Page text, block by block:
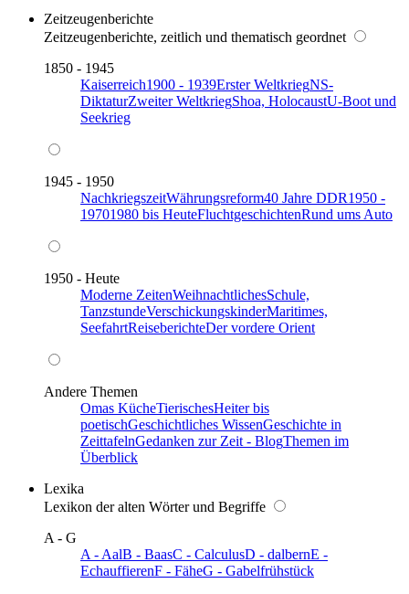
Zeitzeugenberichte
Zeitzeugenberichte, zeitlich und thematisch geordnet
1850 - 1945
Kaiserreich1900 - 1939Erster WeltkriegNS-
DiktaturZweiter WeltkriegShoa, HolocaustU-Boot und
Seekrieg
1945 - 1950
NachkriegszeitWährungsreform40 Jahre DDR1950 -
19701980 bis HeuteFluchtgeschichtenRund ums Auto
1950 - Heute
Moderne ZeitenWeihnachtlichesSchule,
TanzstundeVerschickungskinderMaritimes,
SeefahrtReiseberichteDer vordere Orient
Andere Themen
Omas KücheTierischesHeiter bis
poetischGeschichtliches WissenGeschichte in
ZeittafelnGedanken zur Zeit - BlogThemen im
Überblick
Lexika
Lexikon der alten Wörter und Begriffe
A - G
A - AalB - BaasC - CalculusD - dalbernE -
EchauffierenF - FäheG - Gabelfrühstück